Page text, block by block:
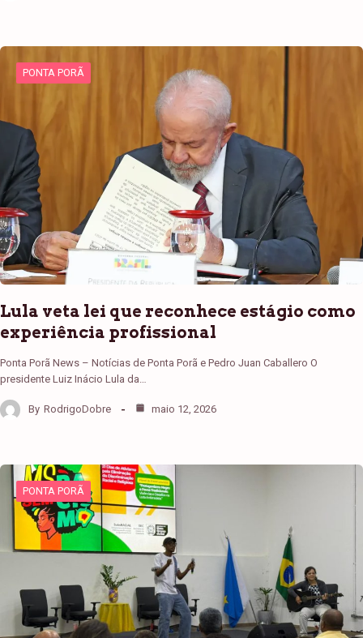
PONTA PORÃ
Lula veta lei que reconhece estágio como
experiência profissional
Ponta Porã News – Notícias de Ponta Porã e Pedro Juan Caballero O
presidente Luiz Inácio Lula da…
By RodrigoDobre maio 12, 2026
PONTA PORÃ